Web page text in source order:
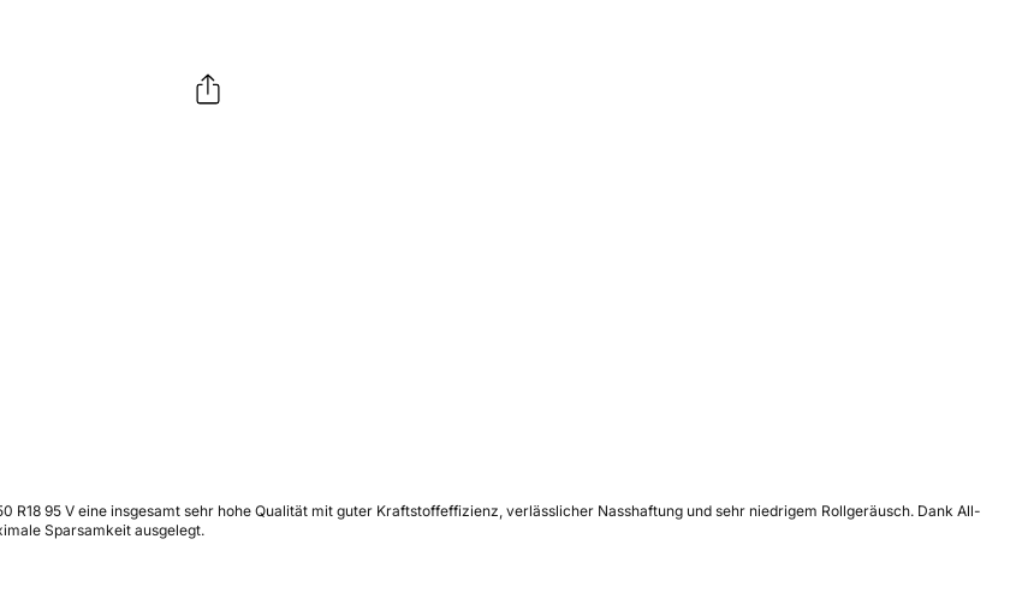
R18 95 V eine insgesamt sehr hohe Qualität mit guter Kraftstoffeffizienz, verlässlicher Nasshaftung und sehr niedrigem Rollgeräusch. Dank All-
Sparsamkeit ausgelegt.